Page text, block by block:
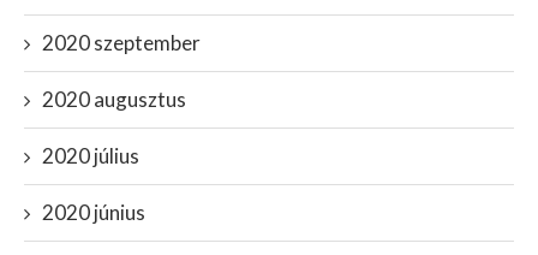
2020 szeptember
2020 augusztus
2020 július
2020 június